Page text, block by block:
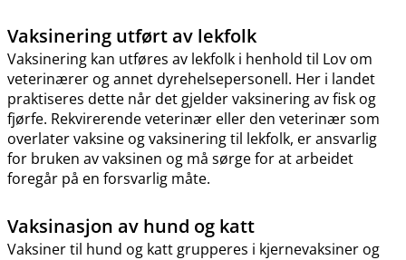
Vaksinering utført av lekfolk
Vaksinering kan utføres av lekfolk i henhold til Lov om
veterinærer og annet dyrehelsepersonell. Her i landet
praktiseres dette når det gjelder vaksinering av fisk og
fjørfe. Rekvirerende veterinær eller den veterinær som
overlater vaksine og vaksinering til lekfolk, er ansvarlig
for bruken av vaksinen og må sørge for at arbeidet
foregår på en forsvarlig måte.
Vaksinasjon av hund og katt
Vaksiner til hund og katt grupperes i kjernevaksiner og